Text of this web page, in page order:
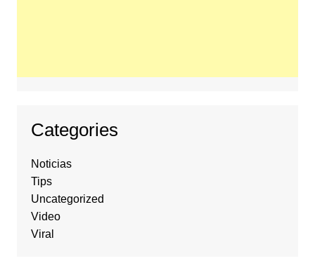
Categories
Noticias
Tips
Uncategorized
Video
Viral